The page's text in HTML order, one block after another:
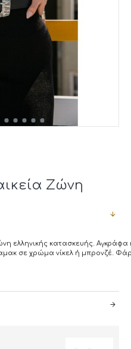
Ζώνη
ελληνικής κατασκευής. Αγκράφα
σε χρώμα νίκελ ή μπρονζέ.